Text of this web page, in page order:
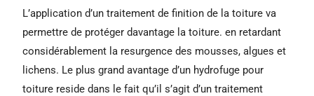
L’application d’un traitement de finition de la toiture va
permettre de protéger davantage la toiture. en retardant
considérablement la resurgence des mousses, algues et
lichens. Le plus grand avantage d’un hydrofuge pour
toiture reside dans le fait qu’il s’agit d’un traitement